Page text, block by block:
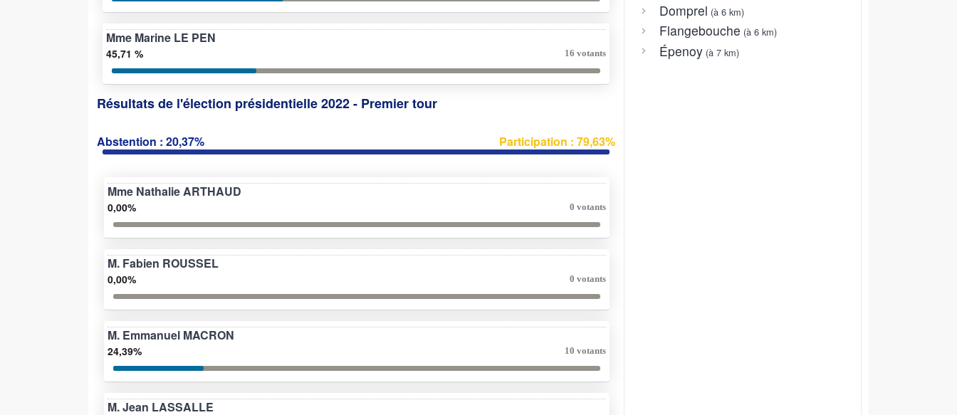
Mme Marine LE PEN
45,71 % 16 votants
Résultats de l'élection présidentielle 2022 - Premier tour
Abstention : 20,37% Participation : 79,63%
Mme Nathalie ARTHAUD
0,00% 0 votants
M. Fabien ROUSSEL
0,00% 0 votants
M. Emmanuel MACRON
24,39% 10 votants
M. Jean LASSALLE
Domprel (à 6 km)
Flangebouche (à 6 km)
Épenoy(à 7 km)